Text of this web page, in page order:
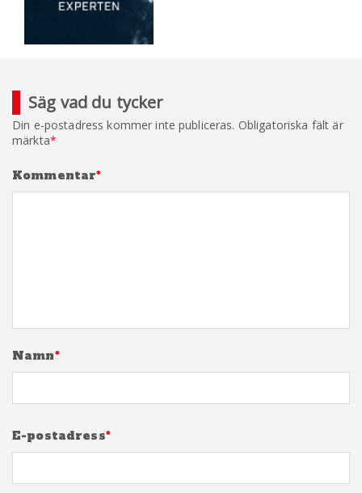
Säg vad du tycker
Din e-postadress kommer inte publiceras. Obligatoriska fält är
märkta*
Kommentar*
Namn*
E-postadress*